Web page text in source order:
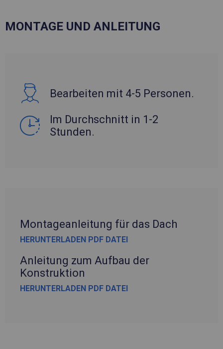
MONTAGE UND ANLEITUNG
Bearbeiten mit 4-5 Personen.
Im Durchschnitt in 1-2
Stunden.
Montageanleitung für das Dach
HERUNTERLADEN PDF DATEI
Anleitung zum Aufbau der
Konstruktion
HERUNTERLADEN PDF DATEI